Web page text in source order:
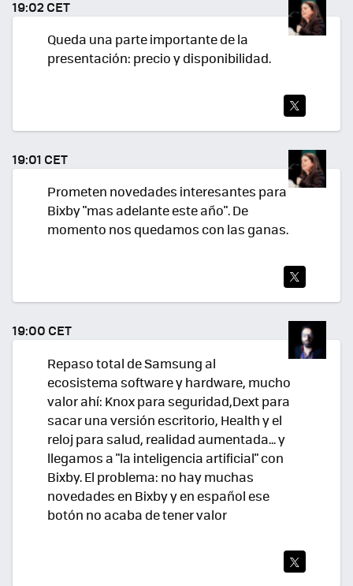
R
19:02 CET
Queda una parte importante de la
presentación: precio y disponibilidad.
TEA
R
19:01 CET
Prometen novedades interesantes para
Bixby "mas adelante este año". De
momento nos quedamos con las ganas.
TWI
TEA
R
19:00 CET
Repaso total de Samsung al
ecosistema software y hardware, mucho
valor ahí: Knox para seguridad,Dext para
sacar una versión escritorio, Health y el
reloj para salud, realidad aumentada... y
llegamos a "la inteligencia artificial" con
Bixby. El problema: no hay muchas
novedades en Bixby y en español ese
botón no acaba de tener valor